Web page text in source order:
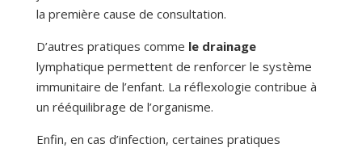
la première cause de consultation.
D’autres pratiques comme le drainage
lymphatique permettent de renforcer le système
immunitaire de l’enfant. La réflexologie contribue à
un rééquilibrage de l’organisme.
Enfin, en cas d’infection, certaines pratiques